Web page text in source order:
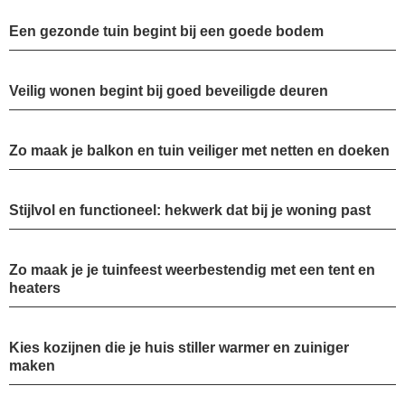
Een gezonde tuin begint bij een goede bodem
Veilig wonen begint bij goed beveiligde deuren
Zo maak je balkon en tuin veiliger met netten en doeken
Stijlvol en functioneel: hekwerk dat bij je woning past
Zo maak je je tuinfeest weerbestendig met een tent en
heaters
Kies kozijnen die je huis stiller warmer en zuiniger
maken